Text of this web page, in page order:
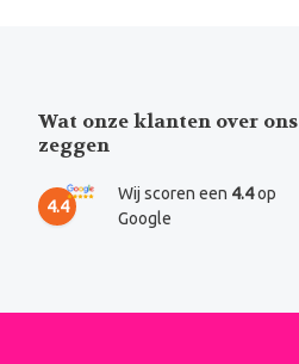
Wat onze klanten over ons
zeggen
4.4
Wij scoren een 4.4op
Google